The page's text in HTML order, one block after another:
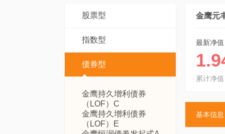
股票型
指数型
债券型
金鹰持久增利债券
（LOF）C
金鹰持久增利债券
（LOF）E
金鹰元
最新净值
累计净值
基本信息